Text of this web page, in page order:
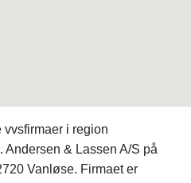
vvsfirmaer i region
Andersen & Lassen A/S på
Vanløse. Firmaet er